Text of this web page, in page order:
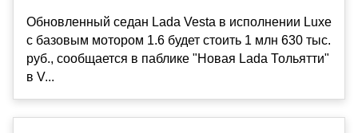
Обновленный седан Lada Vesta в исполнении Luxe
с базовым мотором 1.6 будет стоить 1 млн 630 тыс.
руб., сообщается в паблике "Новая Lada Тольятти"
в V...